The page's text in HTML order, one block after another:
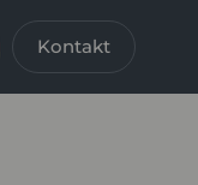
Kontakt